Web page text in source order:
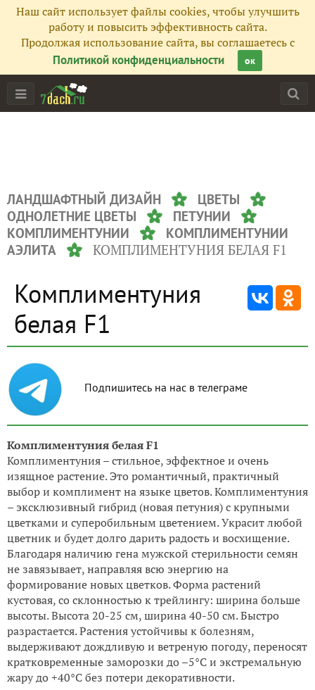
Наш сайт использует файлы cookies, чтобы улучшить
работу и повысить эффективность сайта.
Продолжая использование сайта, вы соглашаетесь с
Политикой конфиденциальности
ок
ЛАНДШАФТНЫЙ ДИЗАЙН
ЦВЕТЫ
ОДНОЛЕТНИЕ ЦВЕТЫ
ПЕТУНИИ
КОМПЛИМЕНТУНИИ
КОМПЛИМЕНТУНИИ
АЭЛИТА
КОМПЛИМЕНТУНИЯ БЕЛАЯ F1
Комплиментуния
белая F1
Подпишитесь на нас в телеграме
Комплиментуния белая F1
Комплиментуния – стильное, эффектное и очень
изящное растение. Это романтичный, практичный
выбор и комплимент на языке цветов. Комплиментуния
– эксклюзивный гибрид (новая петуния) с крупными
цветками и суперобильным цветением. Украсит любой
цветник и будет долго дарить радость и восхищение.
Благодаря наличию гена мужской стерильности семян
не завязывает, направляя всю энергию на
формирование новых цветков. Форма растений
кустовая, со склонностью к трейлингу: ширина больше
высоты. Высота 20-25 см, ширина 40-50 см. Быстро
разрастается. Растения устойчивы к болезням,
выдерживают дождливую и ветреную погоду, переносят
кратковременные заморозки до –5°С и экстремальную
жару до +40°С без потери декоративности.